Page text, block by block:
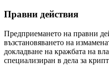
Правни действия
Предприемането на правни
възстановяването на
докладване на кражбата на
специализиран в дела за